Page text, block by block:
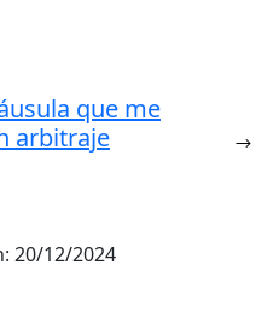
que me
arbitraje
20/12/2024